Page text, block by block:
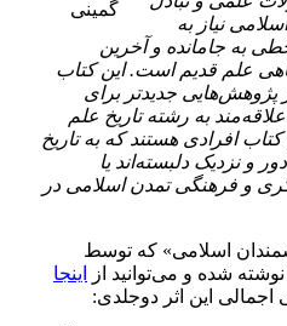
گمینی
نیاز به
به جا‌مانده و آخرین
علم قدیم است. این کتاب
پژوهش‌هایی جدیدتر برای
به رشته تاریخ علم
افرادی هستند که به تاریخ
و نزدیک دلبسته‌اند یا
و فرهنگی تمدن اسلامی در
اسلامی» که توسط
شده و می‌توانید از
اینجا
اجمالی این اثر دو‌جلدی: